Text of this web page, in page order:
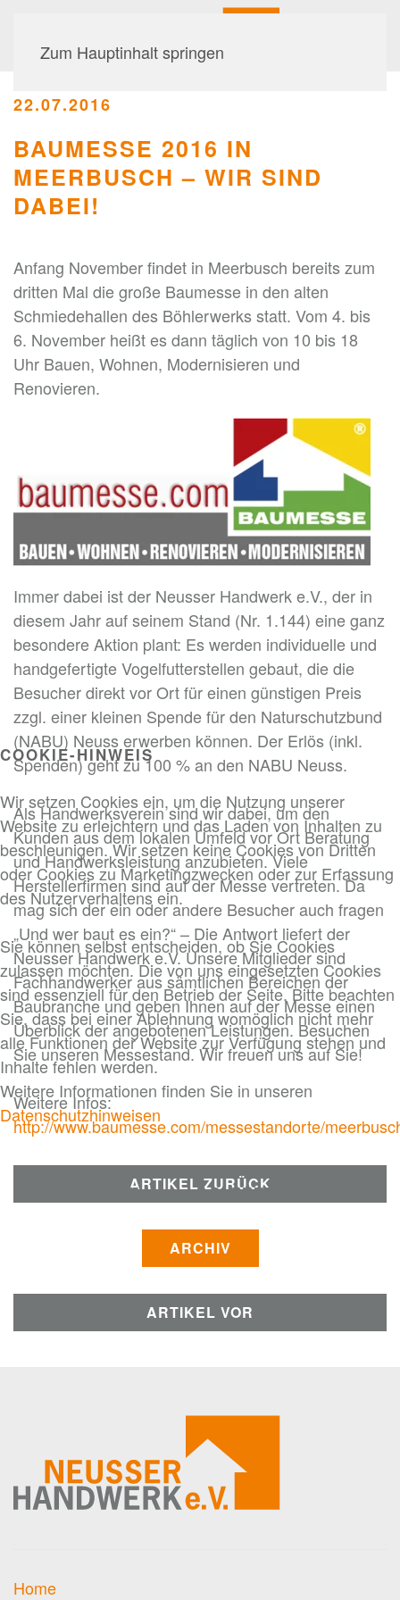
Zum Hauptinhalt springen
22.07.2016
BAUMESSE 2016 IN
MEERBUSCH – WIR SIND
DABEI!
Anfang November findet in Meerbusch bereits zum
dritten Mal die große Baumesse in den alten
Schmiedehallen des Böhlerwerks statt. Vom 4. bis
6. November heißt es dann täglich von 10 bis 18
Uhr Bauen, Wohnen, Modernisieren und
Renovieren.
Immer dabei ist der Neusser Handwerk e.V., der in
diesem Jahr auf seinem Stand (Nr. 1.144) eine ganz
besondere Aktion plant: Es werden individuelle und
handgefertigte Vogelfutterstellen gebaut, die die
Besucher direkt vor Ort für einen günstigen Preis
zzgl. einer kleinen Spende für den Naturschutzbund
(NABU) Neuss erwerben können. Der Erlös (inkl.
Spenden) geht zu 100 % an den NABU Neuss.
Als Handwerksverein sind wir dabei, um den
Kunden aus dem lokalen Umfeld vor Ort Beratung
und Handwerksleistung anzubieten. Viele
Herstellerfirmen sind auf der Messe vertreten. Da
mag sich der ein oder andere Besucher auch fragen
„Und wer baut es ein?“ – Die Antwort liefert der
Neusser Handwerk e.V. Unsere Mitglieder sind
Fachhandwerker aus sämtlichen Bereichen der
Baubranche und geben Ihnen auf der Messe einen
Überblick der angebotenen Leistungen. Besuchen
Sie unseren Messestand. Wir freuen uns auf Sie!
Weitere Infos:
http://www.baumesse.com/messestandorte/
ARTIKEL ZURÜCK
ARCHIV
ARTIKEL VOR
Home
COOKIE-HINWEIS
Wir setzen Cookies ein, um die Nutzung unserer
Website zu erleichtern und das Laden von Inhalten zu
beschleunigen. Wir setzen keine Cookies von Dritten
oder Cookies zu Marketingzwecken oder zur Erfassung
des Nutzerverhaltens ein.
Sie können selbst entscheiden, ob Sie Cookies
zulassen möchten. Die von uns eingesetzten Cookies
sind essenziell für den Betrieb der Seite. Bitte beachten
Sie, dass bei einer Ablehnung womöglich nicht mehr
alle Funktionen der Website zur Verfügung stehen und
Inhalte fehlen werden.
Weitere Informationen finden Sie in unseren
Datenschutzhinweisen
AKZEPTIEREN ABLEHNEN